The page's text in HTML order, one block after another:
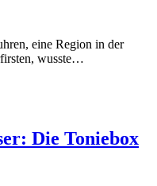
eine Region in der
wusste…
Die Toniebox